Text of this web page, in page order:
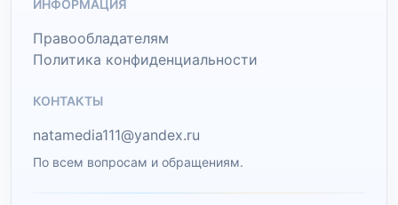
ИНФОРМАЦИЯ
Правообладателям
Политика конфиденциальности
КОНТАКТЫ
natamedia111@yandex.ru
По всем вопросам и обращениям.